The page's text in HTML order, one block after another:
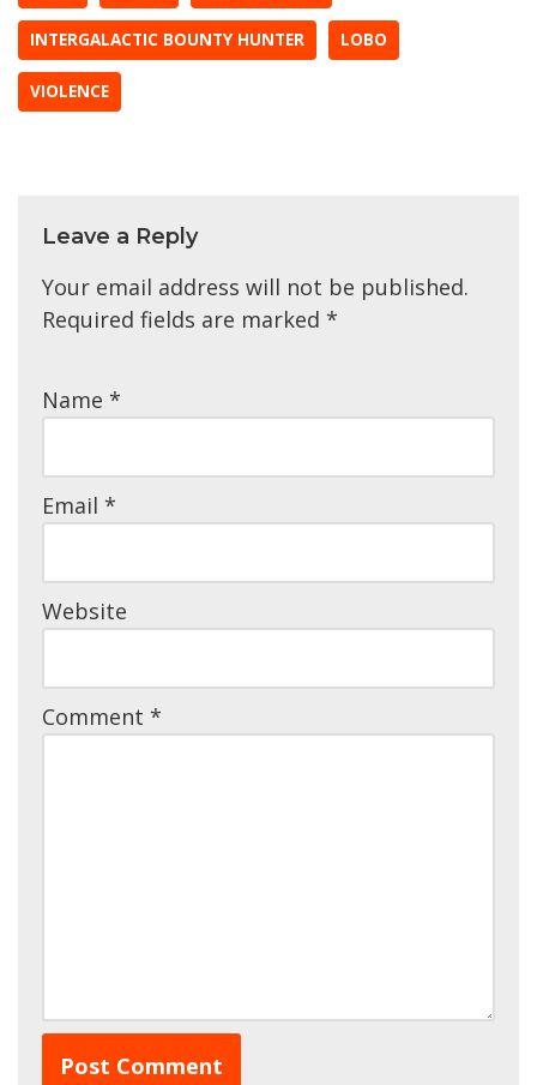
INTERGALACTIC BOUNTY HUNTER LOBO
VIOLENCE
Leave a Reply
Your email address will not be published.
Required fields are marked *
Name *
Email *
Website
Comment *